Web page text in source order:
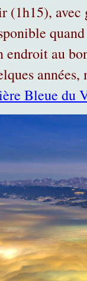
(1h15),
au
Bleue du